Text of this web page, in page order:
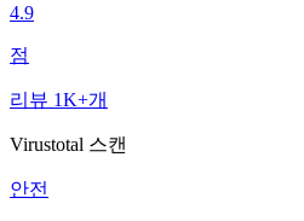
4.9
점
리뷰 1K+개
Virustotal 스캔
안전